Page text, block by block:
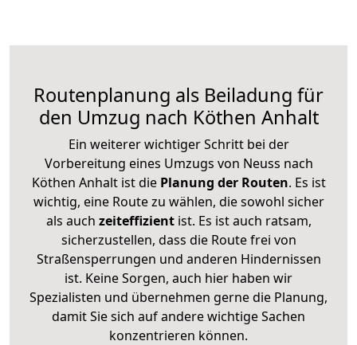
Routenplanung als Beiladung für
den Umzug nach Köthen Anhalt
Ein weiterer wichtiger Schritt bei der
Vorbereitung eines Umzugs von Neuss nach
Köthen Anhalt ist diePlanung der Routen. Es ist
wichtig, eine Route zu wählen, die sowohl sicher
als auch zeiteffizientist. Es ist auch ratsam,
sicherzustellen, dass die Route frei von
Straßensperrungen und anderen Hindernissen
ist. Keine Sorgen, auch hier haben wir
Spezialisten und übernehmen gerne die Planung,
damit Sie sich auf andere wichtige Sachen
konzentrieren können.